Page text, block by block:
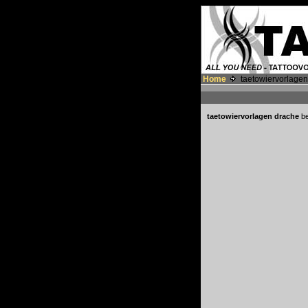
Home
taetowiervorlagen drache